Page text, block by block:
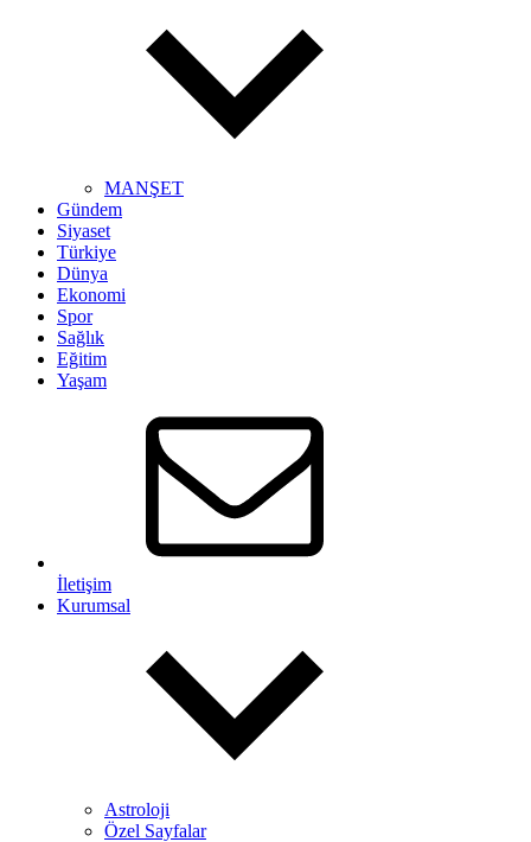
MANŞET
Gündem
Siyaset
Türkiye
Dünya
Ekonomi
Spor
Sağlık
Eğitim
Yaşam
İletişim
Kurumsal
Astroloji
Özel Sayfalar